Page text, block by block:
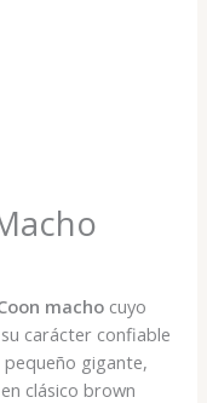
macho cuyo
carácter confiable
gigante,
clásico brown